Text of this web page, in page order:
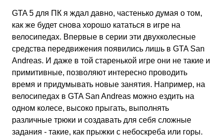
GTA 5 для ПК я ждал давно, частенько думая о том,
как же будет снова хорошо кататься в игре на
велосипедах. Впервые в серии эти двухколесные
средства передвижения появились лишь в GTA San
Andreas. И даже в той старенькой игре они не такие и
примитивные, позволяют интересно проводить
время и придумывать новые занятия. Например, на
велосипедах в GTA San Andreas можно ездить на
одном колесе, высоко прыгать, выполнять
различные трюки и создавать для себя сложные
задания - такие, как прыжки с небоскреба или горы.